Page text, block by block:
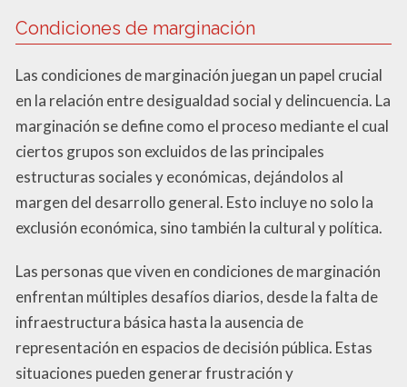
Condiciones de marginación
Las condiciones de marginación juegan un papel crucial
en la relación entre desigualdad social y delincuencia. La
marginación se define como el proceso mediante el cual
ciertos grupos son excluidos de las principales
estructuras sociales y económicas, dejándolos al
margen del desarrollo general. Esto incluye no solo la
exclusión económica, sino también la cultural y política.
Las personas que viven en condiciones de marginación
enfrentan múltiples desafíos diarios, desde la falta de
infraestructura básica hasta la ausencia de
representación en espacios de decisión pública. Estas
situaciones pueden generar frustración y